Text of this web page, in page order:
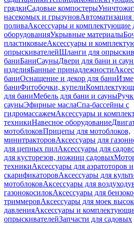
грядкиСадовые компостеры
насекомых и грызуновАвтоматизация
поливаАксессуары и комплектующие
оборудованияУкрывные материалы
пластиковыеАксессуары и
опрыскивателейШланги для
баниБаниСауныДвери для бани и
изделияБанные принадлежности
баниОснащение и декор для бани
баниФитобочки, купели
для баниМебель для бани и сауны
сауныЭфирные маслаСпа-бассейны с
гидромассажемАксессуары и
техникиНавесное оборудование
мотоблоковПрицепы для мотоблоков,
минитракторовАксессуары для
для цепных пилАксессуары для
для кусторезов, ножниц садовых
техникиАксессуары для аэратоторов и
скарификаторовАксессуары для
мотоблоковАксессуары для
газонокосилокАксессуары для
триммеровАксессуары для моек
давленияАксессуары и
опрыскивателейЗапчасти для садовых